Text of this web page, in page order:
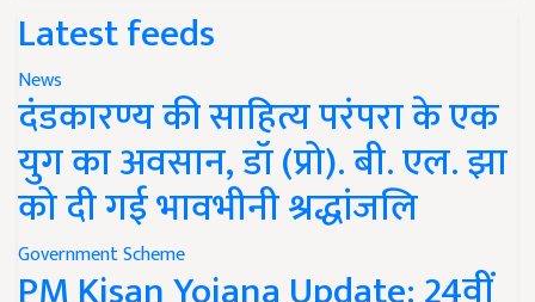
Latest feeds
News
दंडकारण्य की साहित्य परंपरा के एक
युग का अवसान, डॉ (प्रो). बी. एल. झा
को दी गई भावभीनी श्रद्धांजलि
Government Scheme